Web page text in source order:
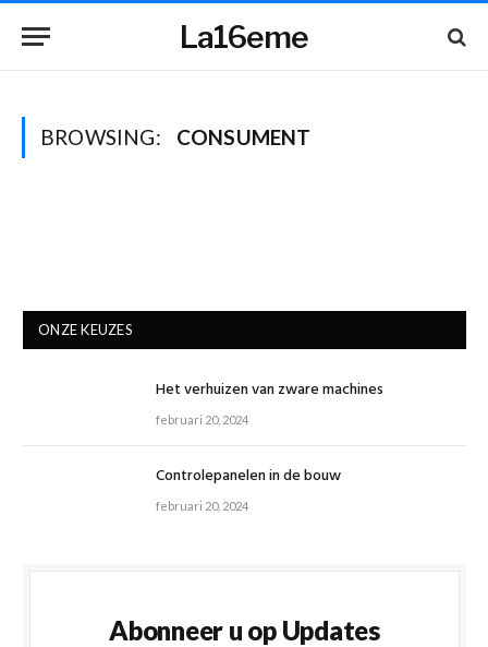
La16eme
BROWSING: CONSUMENT
ONZE KEUZES
Het verhuizen van zware machines
februari 20, 2024
Controlepanelen in de bouw
februari 20, 2024
Abonneer u op Updates